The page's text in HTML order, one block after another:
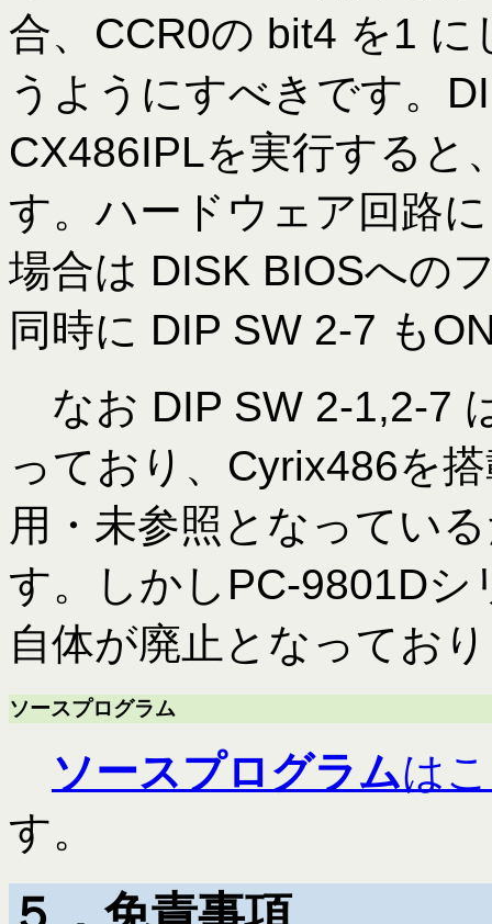
合、CCR0の bit4 を1
うようにすべきです。
CX486IPLを実行すると
す。ハードウェア回路
場合は DISK BIOSへの
同時に DIP SW 2-7 も
なお DIP SW 2-1,2-7
っており、Cyrix486を
用・未参照となってい
す。しかしPC-9801D
自体が廃止となってお
ソースプログラム
ソースプログラムは
す。